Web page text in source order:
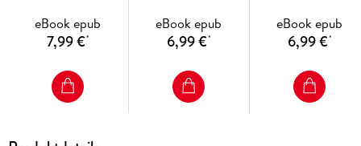
eBook epub
7,99 €*
eBook epub
6,99 €*
eBook epub
6,99 €*